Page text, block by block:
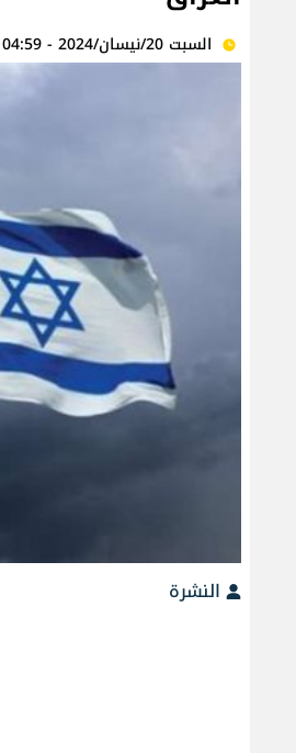
السبت 20/نيسان/2024 - 04:59 م
النشرة